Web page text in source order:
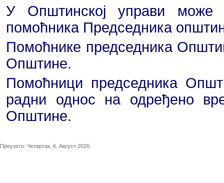
У Општинској управи
помоћника Председника
Помоћнике председника
Општине.
Помоћници председника
радни однос на одређено
Општине.
Преузето: Четвртак, 6. Август 2026.